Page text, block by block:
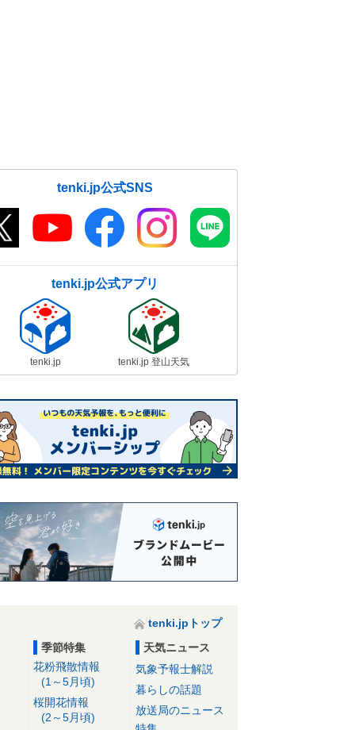
tenki.jp公式SNS
tenki.jp公式アプリ
tenki.jp tenki.jp 登山天気
tenki.jpトップ
季節特集
花粉飛散情報
(1～5月頃)
桜開花情報
(2～5月頃)
天気ニュース
気象予報士解説
暮らしの話題
放送局のニュース